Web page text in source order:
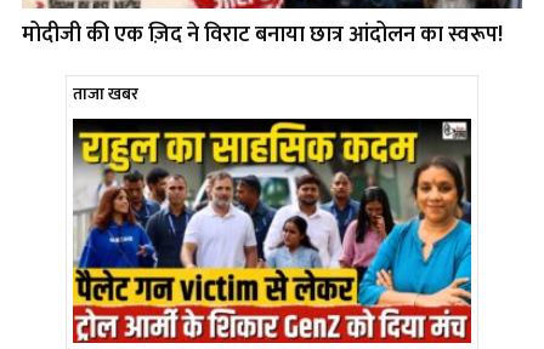
मोदीजी की एक ज़िद ने विराट बनाया छात्र आंदोलन का स्वरूप!
ताजा खबर